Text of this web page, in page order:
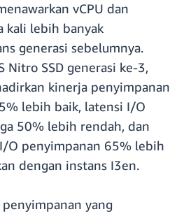
vCPU dan
kali lebih banyak
generasi sebelumnya.
Nitro SSD generasi ke-3,
kinerja penyimpanan
lebih baik, latensi I/O
50% lebih rendah, dan
O penyimpanan 65% lebih
dengan instans I3en.
yang